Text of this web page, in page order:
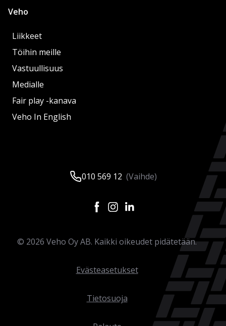
Veho
Liikkeet
Töihin meille
Vastuullisuus
Medialle
Fair play -kanava
Veho In English
010 569 12 (Vaihde)
© 2026 Veho Oy AB. Kaikki oikeudet pidätetään.
Evästeasetukset
Tietosuoja